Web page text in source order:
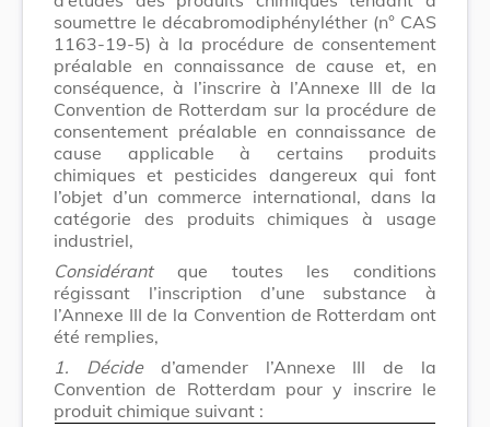
soumettre le décabromodiphényléther (n° CAS
1163-19-5) à la procédure de consentement
préalable en connaissance de cause et, en
conséquence, à l’inscrire à l’Annexe III de la
Convention de Rotterdam sur la procédure de
consentement préalable en connaissance de
cause applicable à certains produits
chimiques et pesticides dangereux qui font
l’objet d’un commerce international, dans la
catégorie des produits chimiques à usage
industriel,
Considérantque toutes les conditions
régissant l’inscription d’une substance à
l’Annexe III de la Convention de Rotterdam ont
été remplies,
1. Décided’amender l’Annexe III de la
Convention de Rotterdam pour y inscrire le
produit chimique suivant :